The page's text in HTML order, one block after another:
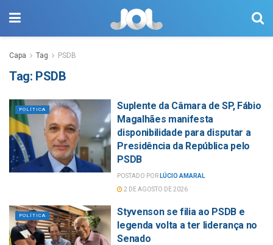
Capa Tag PSDB
Tag: PSDB
POLÍTICA
Suplente da Câmara de SP, Fábio
Magalhães manifesta
disponibilidade para disputar a
Presidência da República pelo
PSDB
POSTADO POR LÚCIO AMARAL
2 DE AGOSTO DE 2026
POLÍTICA
Styvenson se filia ao PSDB e
legenda volta a ter liderança no
Senado